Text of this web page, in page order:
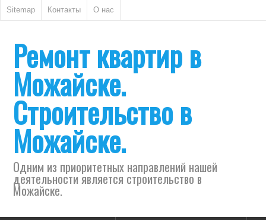
Sitemap Контакты О нас
Ремонт квартир в
Можайске.
Строительство в
Можайске.
Одним из приоритетных направлений нашей
деятельности является строительство в
Можайске.